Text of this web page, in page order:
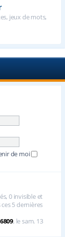
jeux de mots,
de moi
0 invisible et
5 dernières
6809, le sam. 13